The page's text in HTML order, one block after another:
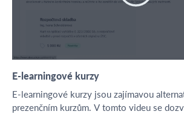
E-learningové kurzy
E-learningové kurzy jsou zajímavou
prezenčním kurzům. V tomto videu se